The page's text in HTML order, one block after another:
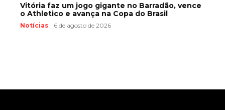
Vitória faz um jogo gigante no Barradão, vence
o Athletico e avança na Copa do Brasil
Notícias 6 de agosto de 2026